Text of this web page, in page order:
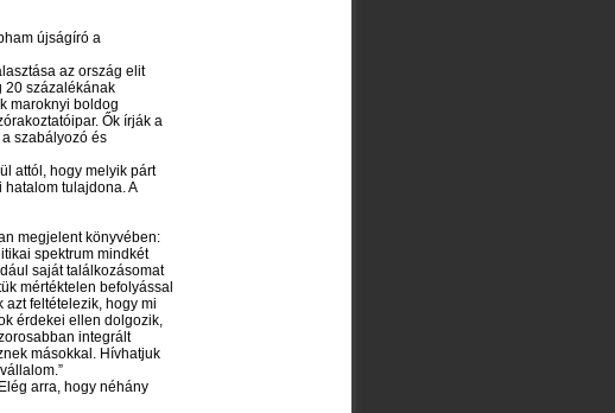
újságíró a
az ország elit
20 százalékának
maroknyi boldog
Ők írják a
szabályozó és
attól, hogy melyik párt
hatalom tulajdona. A
megjelent könyvében:
spektrum mindkét
saját találkozásomat
mértéktelen befolyással
feltételezik, hogy mi
érdekei ellen dolgozik,
integrált
másokkal. Hívhatjuk
arra, hogy néhány